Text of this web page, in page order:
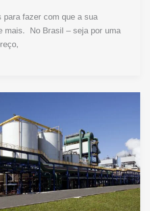
para fazer com que a sua
mais. No Brasil – seja por uma